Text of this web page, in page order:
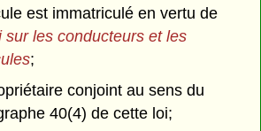
est immatriculé en vertu de
sur les conducteurs et les
;
conjoint au sens du
40(4) de cette loi;